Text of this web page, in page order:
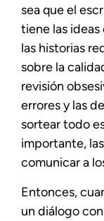
sea que el
tiene las
las historias
sobre la
revisión
errores y las
sortear todo
importante,
comunicar a
Entonces,
un diálogo